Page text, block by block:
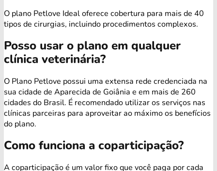
O plano Petlove Ideal oferece cobertura para mais de 40
tipos de cirurgias, incluindo procedimentos complexos.
Posso usar o plano em qualquer
clínica veterinária?
O Plano Petlove possui uma extensa rede credenciada na
sua cidade de Aparecida de Goiânia e em mais de 260
cidades do Brasil. É recomendado utilizar os serviços nas
clínicas parceiras para aproveitar ao máximo os benefícios
do plano.
Como funciona a coparticipação?
A coparticipação é um valor fixo que você paga por cada